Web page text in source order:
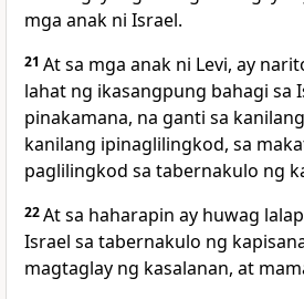
mga anak ni Israel.
21 At sa mga anak ni Levi, ay
lahat ng ikasangpung bahagi sa
pinakamana, na ganti sa
kanilang ipinaglilingkod, sa
paglilingkod sa tabernakulo ng
22At sa haharapin ay huwag
Israel sa tabernakulo ng
magtaglay ng kasalanan, at